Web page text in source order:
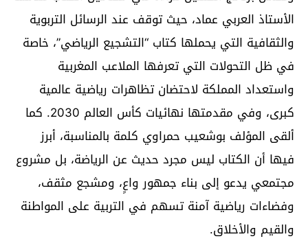
الأستاذ العربي عماد، حيث توقف عند الرسائل التربوية
والثقافية التي يحملها كتاب “التشجيع الرياضي”، خاصة
في ظل التحولات التي تعرفها الملاعب المغربية
واستعداد المملكة لاحتضان تظاهرات رياضية عالمية
كبرى، وفي مقدمتها نهائيات كأس العالم 2030. كما
ألقى المؤلف بوشعيب حمراوي كلمة بالمناسبة، أبرز
فيها أن الكتاب ليس مجرد حديث عن الرياضة، بل مشروع
مجتمعي يدعو إلى بناء جمهور واعٍ، ومشجع مثقف،
وفضاءات رياضية آمنة تسهم في التربية على المواطنة
والقيم والأخلاق.